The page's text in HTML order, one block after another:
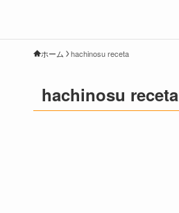
ホーム hachinosu receta
hachinosu receta